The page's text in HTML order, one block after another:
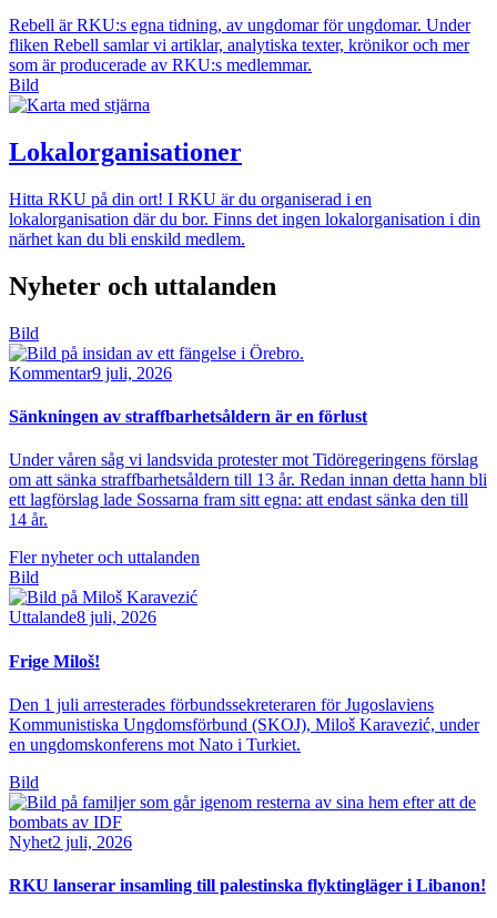
Rebell är RKU:s egna tidning, av ungdomar för ungdomar. Under
fliken Rebell samlar vi artiklar, analytiska texter, krönikor och mer
som är producerade av RKU:s medlemmar.
Bild
Lokalorganisationer
Hitta RKU på din ort! I RKU är du organiserad i en
lokalorganisation där du bor. Finns det ingen lokalorganisation i din
närhet kan du bli enskild medlem.
Nyheter och uttalanden
Bild
Kommentar9 juli, 2026
Sänkningen av straffbarhetsåldern är en förlust
Under våren såg vi landsvida protester mot Tidöregeringens förslag
om att sänka straffbarhetsåldern till 13 år. Redan innan detta hann bli
ett lagförslag lade Sossarna fram sitt egna: att endast sänka den till
14 år.
Fler nyheter och uttalanden
Bild
Uttalande8 juli, 2026
Frige Miloš!
Den 1 juli arresterades förbundssekreteraren för Jugoslaviens
Kommunistiska Ungdomsförbund (SKOJ), Miloš Karavezić, under
en ungdomskonferens mot Nato i Turkiet.
Bild
Nyhet2 juli, 2026
RKU lanserar insamling till palestinska flyktingläger i Libanon!